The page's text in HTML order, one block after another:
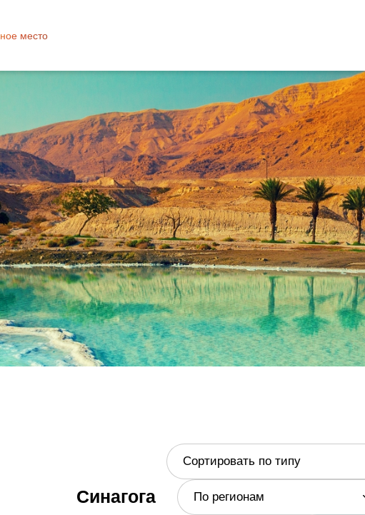
место
Синагога
Сортировать по типу
По регионам